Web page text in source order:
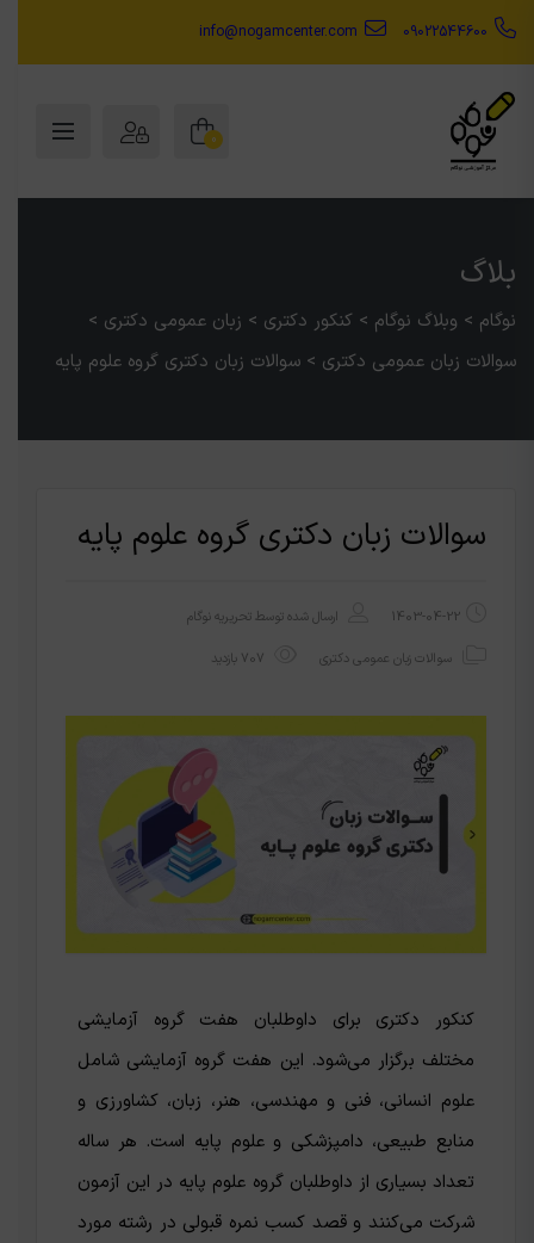
09022544600
info@nogamcenter.com
0
بلاگ
نوگام > وبلاگ نوگام > کنکور دکتری > زبان عمومی دکتری >
سوالات زبان عمومی دکتری > سوالات زبان دکتری گروه علوم پایه
سوالات زبان دکتری گروه علوم پایه
1403-04-22 ارسال شده توسط تحریریه نوگام
سوالات زبان عمومی دکتری
کنکور دکتری برای داوطلبان هفت گروه آزمایشی
مختلف برگزار می‌شود. این هفت گروه آزمایشی شامل
علوم انسانی، فنی و مهندسی، هنر، زبان، کشاورزی و
منابع طبیعی، دامپزشکی‌ و علوم پایه است. هر ساله
تعداد بسیاری از داوطلبان گروه علوم پایه در این آزمون
شرکت می‌کنند و قصد کسب نمره قبولی در رشته مورد